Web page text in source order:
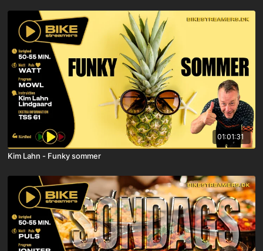
01:01:31
Kim Lahn - Funky sommer